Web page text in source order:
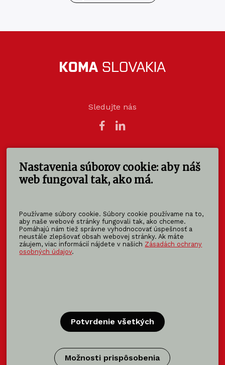
Nastavenia súborov cookie: aby náš
web fungoval tak, ako má.
Používame súbory cookie. Súbory cookie používame na to,
aby naše webové stránky fungovali tak, ako chceme.
Pomáhajú nám tiež správne vyhodnocovať úspešnosť a
neustále zlepšovať obsah webovej stránky. Ak máte
záujem, viac informácií nájdete v našich Zásadách ochrany
osobných údajov.
Potvrdenie všetkých
Možnosti prispôsobenia
Sledujte nás
KOMA SLOVAKIA s.r.o.
Štúrova 140
949 01 Nitra - Mlynárce
info@koma-slovakia.sk
+ 421 37 6518 325
Patríme do rodiny KOMA FAMILY